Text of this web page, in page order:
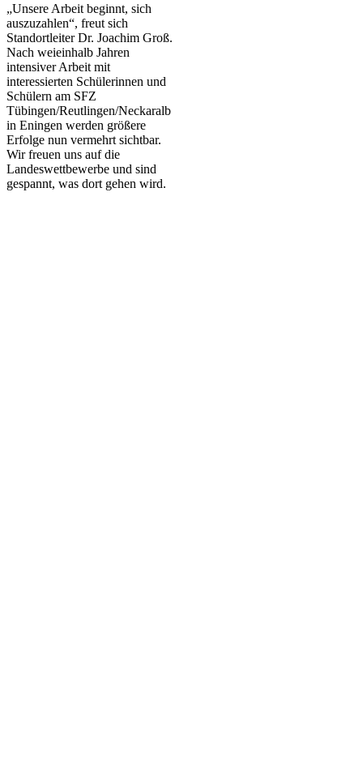
„Unsere Arbeit beginnt, sich
auszuzahlen“, freut sich
Standortleiter Dr. Joachim Groß.
Nach weieinhalb Jahren
intensiver Arbeit mit
interessierten Schülerinnen und
Schülern am SFZ
Tübingen/Reutlingen/Neckaralb
in Eningen werden größere
Erfolge nun vermehrt sichtbar.
Wir freuen uns auf die
Landeswettbewerbe und sind
gespannt, was dort gehen wird.